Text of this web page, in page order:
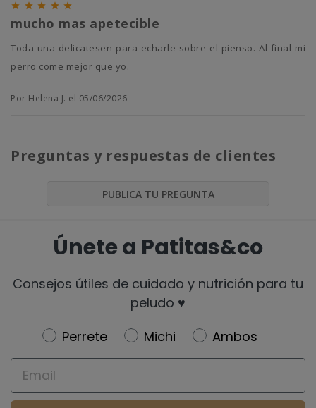
    
mucho mas apetecible
toda una delicatesen para echarle sobre el pienso. Al final mi
perro come mejor que yo.
Por Helena J. el 05/06/2026
Preguntas y respuestas de clientes
PUBLICA TU PREGUNTA
Únete a Patitas&co
Consejos útiles de cuidado y nutrición para tu
peludo ♥️
Newsletter
Perrete Michi
Ambos
Email